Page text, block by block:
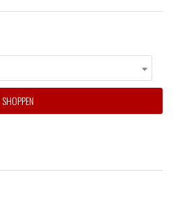
SHOPPEN